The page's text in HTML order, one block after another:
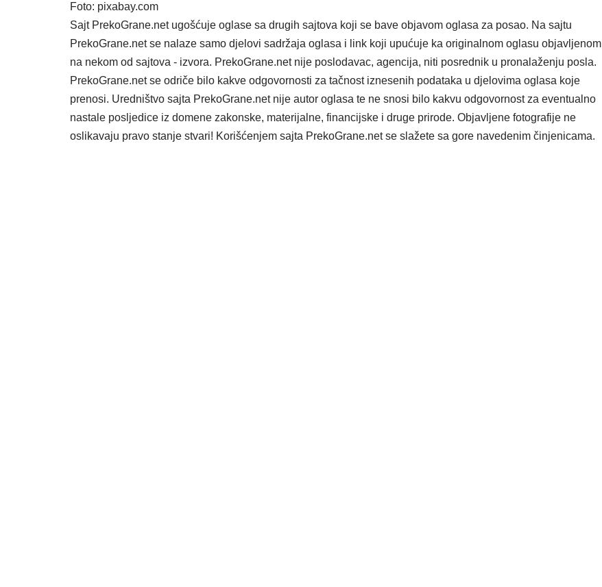
Foto: pixabay.com
Sajt PrekoGrane.net ugošćuje oglase sa drugih sajtova koji se bave objavom oglasa za posao. Na sajtu
PrekoGrane.net se nalaze samo djelovi sadržaja oglasa i link koji upućuje ka originalnom oglasu objavljenom
na nekom od sajtova - izvora. PrekoGrane.net nije poslodavac, agencija, niti posrednik u pronalaženju posla.
PrekoGrane.net se odriče bilo kakve odgovornosti za tačnost iznesenih podataka u djelovima oglasa koje
prenosi. Uredništvo sajta PrekoGrane.net nije autor oglasa te ne snosi bilo kakvu odgovornost za eventualno
nastale posljedice iz domene zakonske, materijalne, financijske i druge prirode. Objavljene fotografije ne
oslikavaju pravo stanje stvari! Korišćenjem sajta PrekoGrane.net se slažete sa gore navedenim činjenicama.